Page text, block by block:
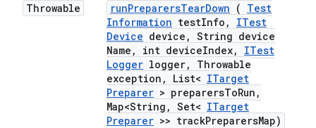
Throwable runPreparersTearDown ( Test
Information testInfo ,
ITest
Device device , String device
Name , int deviceIndex,
ITest
Logger logger,
Throwable
exception , List< ITarget
Preparer > preparersToRun ,
Map<String , Set< ITarget
Preparer >> trackPreparersMap)